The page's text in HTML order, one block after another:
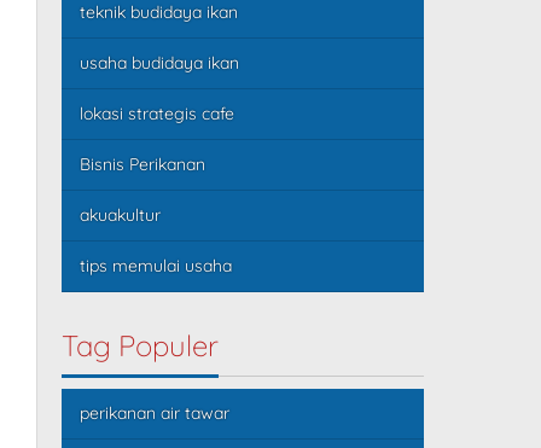
teknik budidaya ikan
usaha budidaya ikan
lokasi strategis cafe
Bisnis Perikanan
akuakultur
tips memulai usaha
Tag Populer
perikanan air tawar